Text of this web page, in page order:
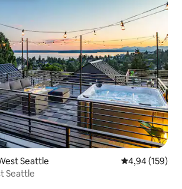
Seattle Évaluation
4,94 (159)
Seattle